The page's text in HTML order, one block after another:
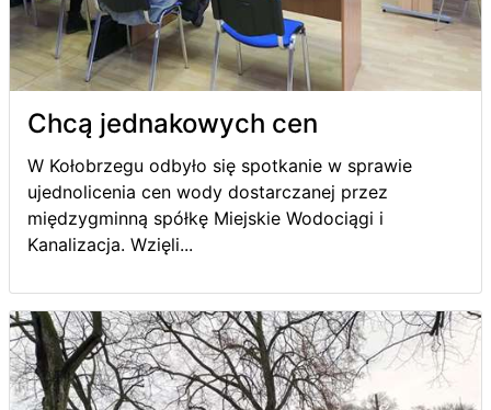
Chcą jednakowych cen
W Kołobrzegu odbyło się spotkanie w sprawie
ujednolicenia cen wody dostarczanej przez
międzygminną spółkę Miejskie Wodociągi i
Kanalizacja. Wzięli...